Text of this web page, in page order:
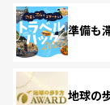
準備も
地球の